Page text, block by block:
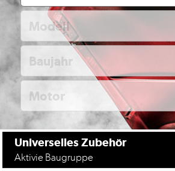
Ersatzteilsuche
KFZ
Zubehör
Anfrage
&
Kontaktformular
Garage
Universelles Zubehör
Aktivie Baugruppe